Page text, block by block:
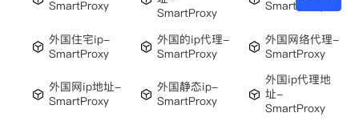
SmartProxy
SmartProxy
SmartProxy
外国住宅ip-
SmartProxy
外国的ip代理-
SmartProxy
外国网络代理-
SmartProxy
外国网ip地址-
SmartProxy
外国静态ip-
SmartProxy
外国ip代理地
址-
SmartProxy